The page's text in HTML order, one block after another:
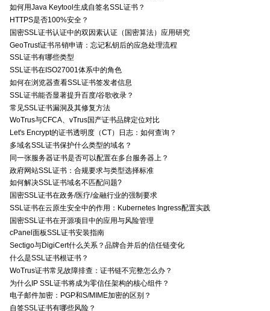
如何用Java Keytool生成自签名SSL证书？
HTTPS是否100%安全？
国密SSL证书认证中的双因素认证（国密算法）应用研究
GeoTrust证书吊销申请：忘记私钥后的应急处理流程
SSL证书有哪些类型
SSL证书在ISO27001体系中的角色
如何在浏览器查看SSL证书签发者信息
SSL证书能否显著提升百度/谷歌收录？
常见SSL证书漏洞及其修复方法
WoTrus与CFCA、vTrus国产证书品牌定位对比
Let's Encrypt的证书透明度（CT）日志：如何查询？
多域名SSL证书保护什么类型的域名？
同一张服务器证书是否可以配置在多台服务器上？
政府网站SSL证书：合规要求与类型选择标准
如何解决SSL证书域名不匹配问题?
国密SSL证书在政务/医疗/金融行业的强制要求
SSL证书在云原生安全中的作用：Kubernetes Ingress配置实践
国密SSL证书在开源项目中的应用与风险管理
cPanel面板SSL证书安装指南
Sectigo与DigiCert什么关系？品牌合并后的信任链变化
什么是SSL证书根证书？
WoTrus证书常见故障排查：证书链不完整怎么办？
为什么IP SSL证书将成为零信任架构的核心组件？
电子邮件加密：PGP和S/MIME加密的区别？
自签SSL证书有哪些风险？